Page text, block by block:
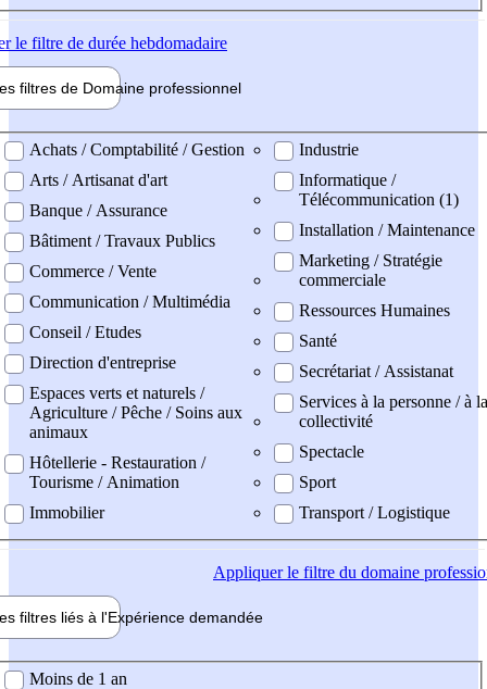
le filtre de durée hebdomadaire
filtres de Domaine professionnel
professionel
Achats / Comptabilité / Gestion
Arts / Artisanat d'art
Banque / Assurance
Bâtiment / Travaux Publics
Commerce / Vente
Communication / Multimédia
Conseil / Etudes
Direction d'entreprise
Espaces verts et naturels /
Agriculture / Pêche / Soins aux
animaux
Hôtellerie - Restauration /
Tourisme / Animation
Immobilier
Industrie
Informatique /
Télécommunication (1)
Installation / Maintenance
Marketing / Stratégie
commerciale
Ressources Humaines
Santé
Secrétariat / Assistanat
Services à la personne / à la
collectivité
Spectacle
Sport
Transport / Logistique
Appliquerle filtre du domaine
filtres liés à l'Expérience demandée
demandée
Moins de 1 an